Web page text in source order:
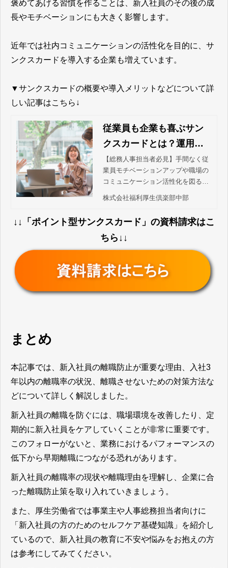
褒めてあげる習慣を作ることは、新入社員のその後の成
長やモチベーションにも大きく影響します。
近年では社内コミュニケーションの活性化を目的に、サ
ンクスカードを導入する企業も増えています。
▼サンクスカードの概要や導入メリットなどについて詳
しい記事はこちら↓
従業員も企業も喜ぶサン
クスカードとは？運用を
成功させるポイントやお
すすめツール大公開！
【総務人事担当者必見】手間なく従
業員モチベーションアップや職場の
コミュニケーション活性化を図るな
ら、「ポイント型サンクスカード」
メリットがある話題の福利厚生。
株式会社福利厚生倶楽部中部
↓↓「ポイント型サンクスカード」の資料請求はこ
ちら↓↓
まとめ
本記事では、新入社員の離職防止が重要な理由、入社3
年以内の離職率の状況、離職させないための対策方法な
どについて詳しく解説しました。
新入社員の離職を防ぐには、職場環境を改善したり、定
期的に新入社員をケアしていくことが非常に重要です。
このフォローがないと、業務におけるパフォーマンスの
低下から早期離職につながる恐れがあります。
新入社員の離職率の現状や離職理由を理解し、企業に合
った離職防止策を取り入れていきましょう。
また、厚生労働省では事業主や人事総務担当者向けに
「新入社員の方のためのセルフケア基礎知識」を紹介し
ているので、新入社員の教育に不安や悩みをお抱えの方
は参考にしてみてください。